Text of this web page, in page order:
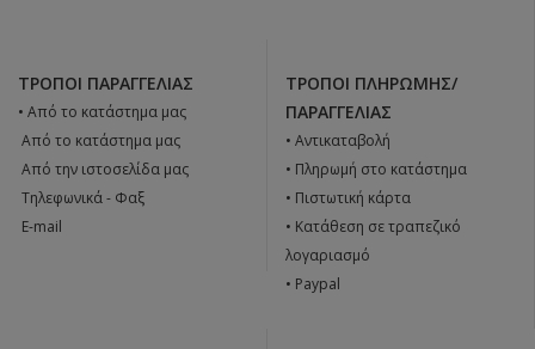
ΤΡΌΠΟΙ ΠΑΡΑΓΓΕΛΊΑΣ
• Από το κατάστημα μας
 Από το κατάστημα μας
 Από την ιστοσελίδα μας
 Tηλεφωνικά - Φαξ
 E-mail
ΤΡΌΠΟΙ ΠΛΗΡΩΜΉΣ/
ΠΑΡΑΓΓΕΛΊΑΣ
• Αντικαταβολή
• Πληρωμή στο κατάστημα
• Πιστωτική κάρτα
• Κατάθεση σε τραπεζικό
λογαριασμό
• Paypal